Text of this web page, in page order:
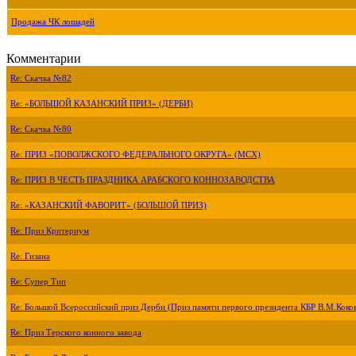
Продажа ЧК лошадей
Комментарии
Re: Скачка №82
Re: «БОЛЬШОЙ КАЗАНСКИЙ ПРИЗ» (ДЕРБИ)
Re: Скачка №80
Re: ПРИЗ «ПОВОЛЖСКОГО ФЕДЕРАЛЬНОГО ОКРУГА» (МСХ)
Re: ПРИЗ В ЧЕСТЬ ПРАЗДНИКА АРАБСКОГО КОННОЗАВОДСТВА
Re: «КАЗАНСКИЙ ФАВОРИТ» (БОЛЬШОЙ ПРИЗ)
Re: Приз Критериум
Re: Гизана
Re: Супер Тип
Re: Большой Всероссийский приз Дерби (Приз памяти первого президента КБР
Re: Приз Терского конного завода